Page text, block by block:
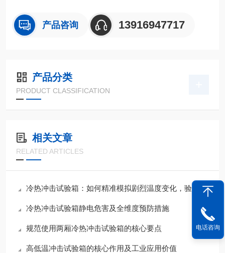
产品咨询 13916947717
产品分类
PRODUCT CLASSIFICATION
相关文章
RELATED ARTICLES
冷热冲击试验箱：如何精准模拟剧烈温度变化，验证产品可靠性？
冷热冲击试验箱静电危害及全维度预防措施
规范使用两厢冷热冲击试验箱的核心要点
高低温冲击试验箱的核心作用及工业应用价值
电话咨询